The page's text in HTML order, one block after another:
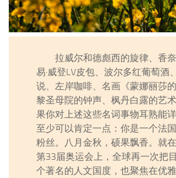
拉威尔和德彪西的旋律、香
易·威登LV皮包、波尔多红葡萄酒
说、左岸咖啡、名画《蒙娜丽莎
黎圣母院的钟声、枫丹白露的艺
果你对上述这些名词事物耳熟能
至少可以肯定一点：你是一个法
粉丝。八月金秋，硕果飘香。就
第33届奥运会上，全球再一次把
个著名的人文国度，也聚焦在优